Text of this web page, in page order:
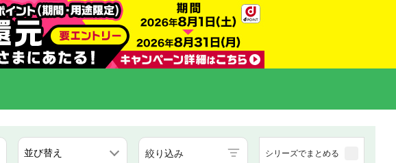
絞り込み シリーズでまとめる